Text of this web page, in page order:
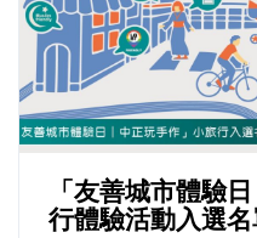
「友善城市體驗
行體驗活動入選